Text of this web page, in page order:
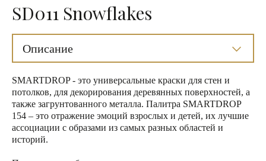
SD011 Snowflakes
Описание
SMARTDROP - это универсальные краски для стен и
потолков, для декорирования деревянных поверхностей, а
также загрунтованного металла. Палитра SMARTDROP
154 – это отражение эмоций взрослых и детей, их лучшие
ассоциации с образами из самых разных областей и
историй.